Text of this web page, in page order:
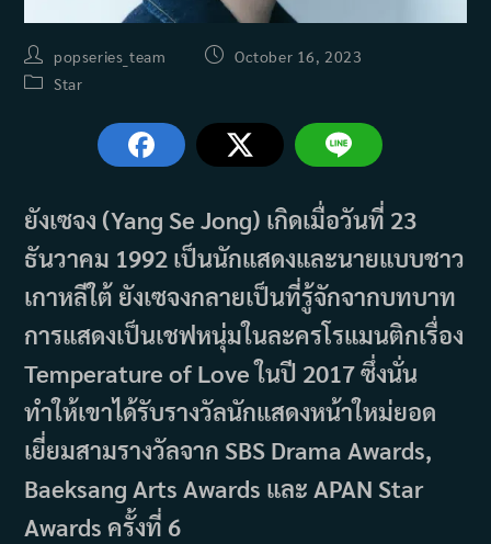
Post
author:
popseries_team
PostOctober 16, 2023
PostStar
ยังเซจง (Yang Se Jong) เกิดเมื่อวันที่ 23
ธันวาคม 1992 เป็นนักแสดงและนายแบบชาว
เกาหลีใต้ ยังเซจงกลายเป็นที่รู้จักจากบทบาท
การแสดงเป็นเชฟหนุ่มในละครโรแมนติกเรื่อง
Temperature of Love ในปี 2017 ซึ่งนั่น
ทำให้เขาได้รับรางวัลนักแสดงหน้าใหม่ยอด
เยี่ยมสามรางวัลจาก SBS Drama Awards,
Baeksang Arts Awards และ APAN Star
Awards ครั้งที่ 6